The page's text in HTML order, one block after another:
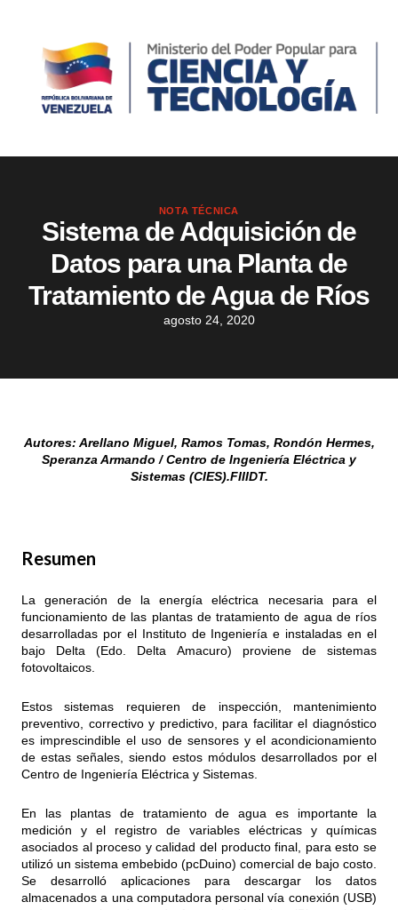
NOTA TÉCNICA
Sistema de Adquisición de
Datos para una Planta de
Tratamiento de Agua de Ríos
agosto 24, 2020
Autores: Arellano Miguel, Ramos Tomas, Rondón Hermes,
Speranza Armando / Centro de Ingeniería Eléctrica y
Sistemas (CIES).FIIIDT.
Resumen
La generación de la energía eléctrica necesaria para el
funcionamiento de las plantas de tratamiento de agua de ríos
desarrolladas por el Instituto de Ingeniería e instaladas en el
bajo Delta (Edo. Delta Amacuro) proviene de sistemas
fotovoltaicos.
Estos sistemas requieren de inspección, mantenimiento
preventivo, correctivo y predictivo, para facilitar el diagnóstico
es imprescindible el uso de sensores y el acondicionamiento
de estas señales, siendo estos módulos desarrollados por el
Centro de Ingeniería Eléctrica y Sistemas.
En las plantas de tratamiento de agua es importante la
medición y el registro de variables eléctricas y químicas
asociados al proceso y calidad del producto final, para esto se
utilizó un sistema embebido (pcDuino) comercial de bajo costo.
Se desarrolló aplicaciones para descargar los datos
almacenados a una computadora personal vía conexión (USB)